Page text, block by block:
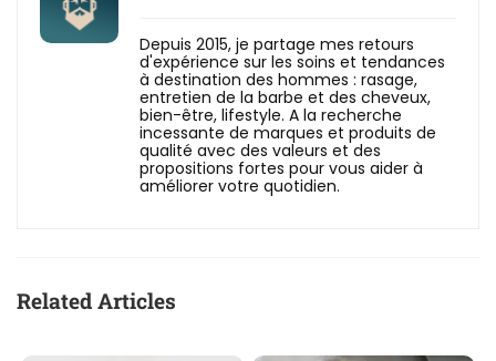
Depuis 2015, je partage mes retours
d'expérience sur les soins et tendances
à destination des hommes : rasage,
entretien de la barbe et des cheveux,
bien-être, lifestyle. A la recherche
incessante de marques et produits de
qualité avec des valeurs et des
propositions fortes pour vous aider à
améliorer votre quotidien.
Related Articles